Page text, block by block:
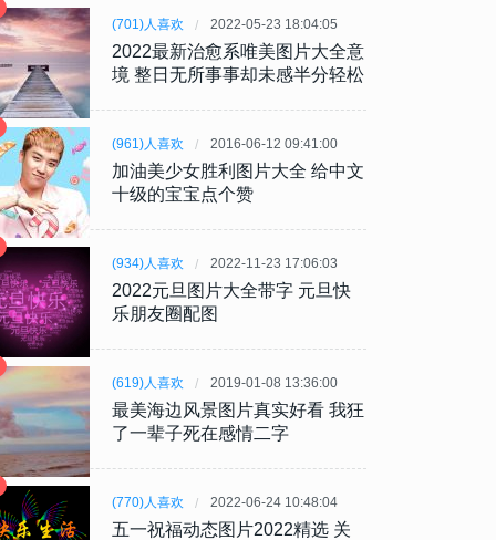
(701)人喜欢 2022-05-23 18:04:05
2022最新治愈系唯美图片大全意
境 整日无所事事却未感半分轻松
(961)人喜欢 2016-06-12 09:41:00
加油美少女胜利图片大全 给中文
十级的宝宝点个赞
(934)人喜欢 2022-11-23 17:06:03
2022元旦图片大全带字 元旦快
乐朋友圈配图
(619)人喜欢 2019-01-08 13:36:00
最美海边风景图片真实好看 我狂
了一辈子死在感情二字
(770)人喜欢 2022-06-24 10:48:04
五一祝福动态图片2022精选 关